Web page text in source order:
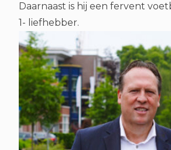
Daarnaast is hij een fervent
1- liefhebber.